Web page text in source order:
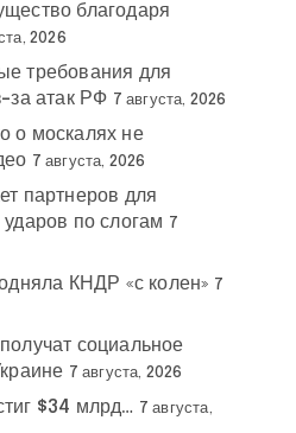
благодаря
2026
требования для
за атак РФ 7 августа, 2026
о москалях не
7 августа, 2026
партнеров для
по слогам 7
КНДР «с колен» 7
социальное
7 августа, 2026
$34 млрд… 7 августа,